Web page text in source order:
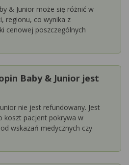
& Junior może się różnić w
regionu, co wynika z
cenowej poszczególnych
Baby & Junior jest
nie jest refundowany. Jest
koszt pacjent pokrywa w
wskazań medycznych czy